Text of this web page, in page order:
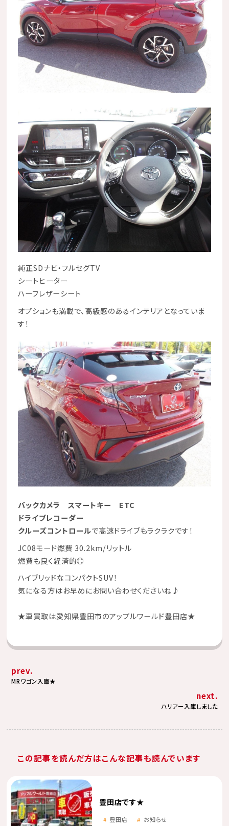
純正SDナビ・フルセグTV
シートヒーター
ハーフレザーシート
オプションも満載で、高級感のあるインテリアとなっていま
す！
バックカメラ スマートキー ETC
ドライブレコーダー
クルーズコントロールで高速ドライブもラクラクです！
JC08モード燃費 30.2km/リットル
燃費も良く経済的◎
ハイブリッドなコンパクトSUV！
気になる方はお早めにお問い合わせくださいね♪
★車買取は愛知県豊田市のアップルワールド豊田店★
prev.
MRワゴン入庫★
next.
ハリアー入庫しました
この記事を読んだ方はこんな記事も読んでいます
豊田店です★
豊田店 お知らせ